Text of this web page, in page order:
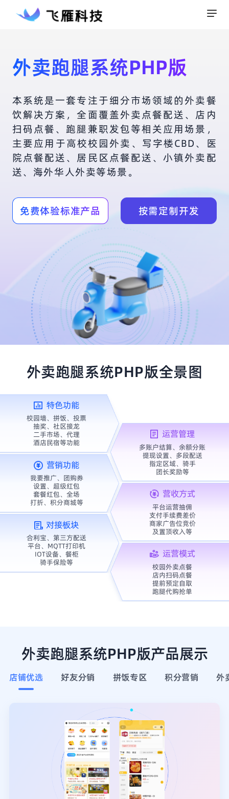
外卖跑腿系统PHP版
本系统是一套专注于细分市场领域的外卖餐
饮解决方案，全面覆盖外卖点餐配送、店内
扫码点餐、跑腿兼职发包等相关应用场景，
主要应用于高校校园外卖、写字楼CBD、医
院点餐配送、居民区点餐配送、小镇外卖配
送、海外华人外卖等场景。
免费体验标准产品 按需定制开发
外卖跑腿系统PHP版全景图
特色功能
校园墙、拼饭、投票
抽奖、社区接龙
二手市场、代理
酒店民宿等功能
营销功能
我要推广、团购券
设置、超级红包
套餐红包、全场
打折、积分商城等
对接板块
合利宝、第三方配送
平台、MQTT打印机
IOT设备、餐柜
骑手保险等
运营管理
多账户结算、余额分账
提现设置、多段配送
指定区域、骑手
团长奖励等
营收方式
平台运营抽佣
支付手续费差价
商家广告位竞价
及置顶收入等
运营模式
校园外卖点餐
店内扫码点餐
提前预定自取
跑腿代购抢单
外卖跑腿系统PHP版产品展示
店铺优选 好友分销 拼饭专区 积分营销 外